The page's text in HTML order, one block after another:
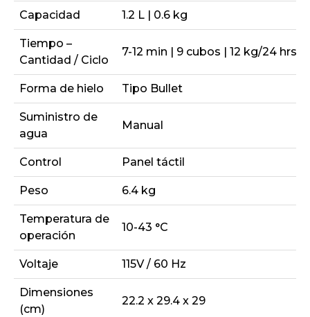
Capacidad 1.2 L | 0.6 kg
Tiempo –
Cantidad / Ciclo
7-12 min | 9 cubos | 12 kg/24 hrs
Forma de hielo Tipo Bullet
Suministro de
agua
Manual
Control Panel táctil
Peso 6.4 kg
Temperatura de
operación
10-43 °C
Voltaje 115V / 60 Hz
Dimensiones
(cm)
22.2 x 29.4 x 29